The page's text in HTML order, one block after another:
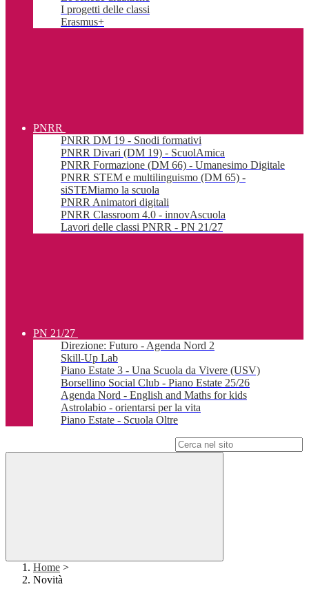
I progetti delle classi
Erasmus+
PNRR
PNRR DM 19 - Snodi formativi
PNRR Divari (DM 19) - ScuolAmica
PNRR Formazione (DM 66) - Umanesimo Digitale
PNRR STEM e multilinguismo (DM 65) -
siSTEMiamo la scuola
PNRR Animatori digitali
PNRR Classroom 4.0 - innovAscuola
Lavori delle classi PNRR - PN 21/27
PN 21/27
Direzione: Futuro - Agenda Nord 2
Skill-Up Lab
Piano Estate 3 - Una Scuola da Vivere (USV)
Borsellino Social Club - Piano Estate 25/26
Agenda Nord - English and Maths for kids
Astrolabio - orientarsi per la vita
Piano Estate - Scuola Oltre
Home >
Novità